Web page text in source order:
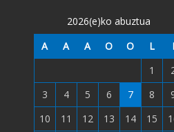
2026(e)ko abuztua
A
A A O O L
I
1
3
4 5 6 7 8
10
11 12 13 14 15